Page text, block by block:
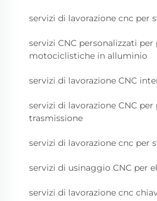
servizi di lavorazione cnc per
servizi CNC personalizzati per
motociclistiche in alluminio
servizi di lavorazione CNC
servizi di lavorazione CNC
trasmissione
servizi di lavorazione cnc per
servizi di usinaggio CNC per
servizi di lavorazione cnc